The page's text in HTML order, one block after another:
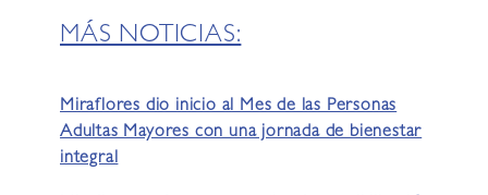
MÁS NOTICIAS:
Miraflores dio inicio al Mes de las Personas
Adultas Mayores con una jornada de bienestar
integral